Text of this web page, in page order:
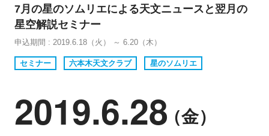
7月の星のソムリエによる天文ニュースと翌月の
星空解説セミナー
申込期間 : 2019.6.18（火） ～ 6.20（木）
セミナー 六本木天文クラブ 星のソムリエ
2019.6.28（金）